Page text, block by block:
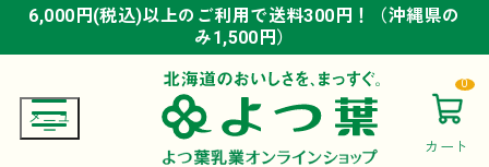
6,000円(税込)以上のご利用で送料300円！（沖縄県の
み1,500円）
6,000円(税込)以上のご利用で送料300円！（沖縄県の
み1,500円）
6,000円(税込)以上のご利用で送料300円！（沖縄県の
み1,500円）
カート
0